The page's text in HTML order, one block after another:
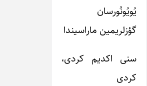
یُویُونُورسان
گؤزلریمین ماراسیندا
سنی اکدیم کردی،
کردی